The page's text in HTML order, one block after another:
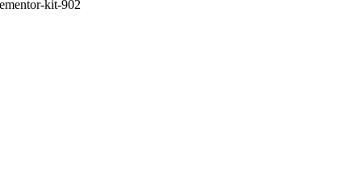
kit-902